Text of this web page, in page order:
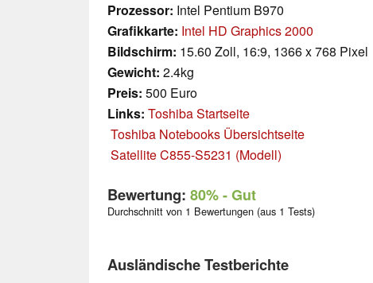
Prozessor: Intel Pentium B970
Grafikkarte: Intel HD Graphics 2000
Bildschirm: 15.60 Zoll, 16:9, 1366 x 768 Pixel
Gewicht: 2.4kg
Preis: 500 Euro
Links: Toshiba Startseite
Toshiba Notebooks Übersichtseite
Satellite C855-S5231 (Modell)
Bewertung: 80%- Gut
Durchschnitt von 1 Bewertungen (aus 1 Tests)
Ausländische Testberichte